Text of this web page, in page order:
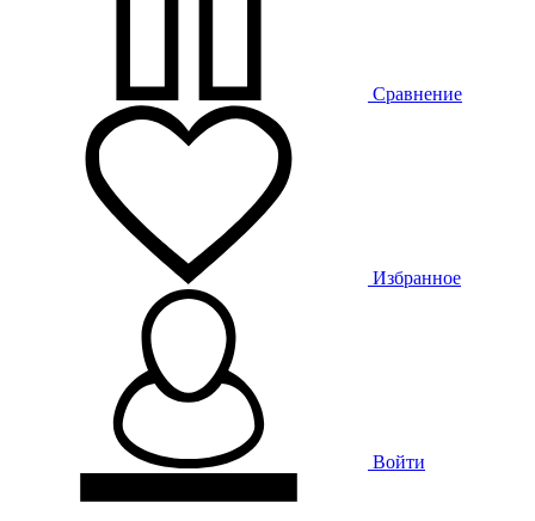
Сравнение
Избранное
Войти